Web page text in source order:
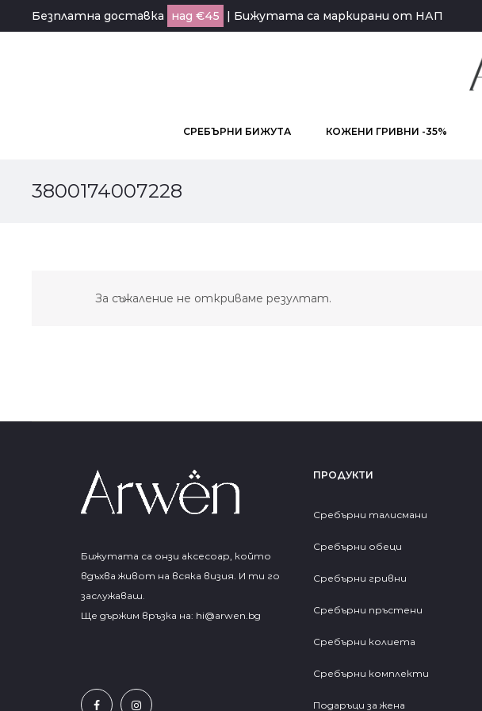
Безплатна доставка над €45 | Бижутата са маркирани от НАП
СРЕБЪРНИ БИЖУТА КОЖЕНИ ГРИВНИ -35%
3800174007228
За съжаление не откриваме резултат.
Бижутата са онзи аксесоар, който
вдъхва живот на всяка визия. И ти го
заслужаваш.
Ще държим връзка на: hi@arwen.bg
ПРОДУКТИ
Сребърни талисмани
Сребърни обеци
Сребърни гривни
Сребърни пръстени
Сребърни колиета
Сребърни комплекти
Подаръци за жена